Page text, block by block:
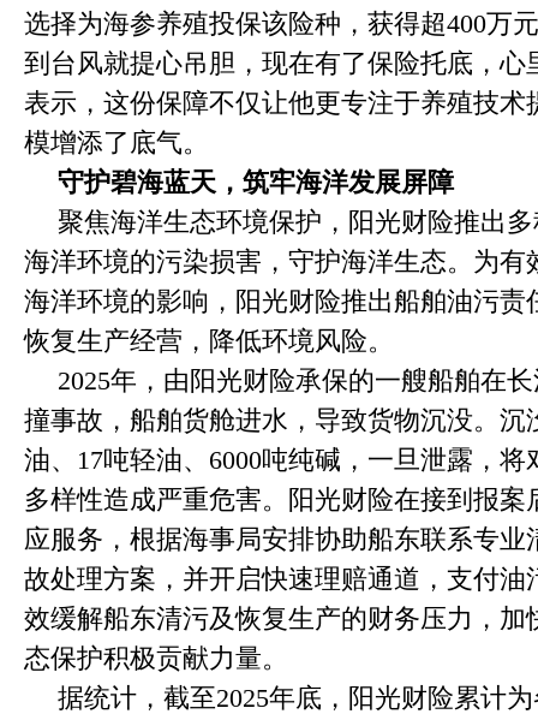
选择为海参养殖投保该险种，获得超400万
到台风就提心吊胆，现在有了保险托底，心
表示，这份保障不仅让他更专注于养殖技术
模增添了底气。
守护碧海蓝天，筑牢海洋发展屏障
聚焦海洋生态环境保护，阳光财险推出
海洋环境的污染损害，守护海洋生态。为有
海洋环境的影响，阳光财险推出船舶油污责
恢复生产经营，降低环境风险。
2025年，由阳光财险承保的一艘船舶在
撞事故，船舶货舱进水，导致货物沉没。沉
油、17吨轻油、6000吨纯碱，一旦泄露，
多样性造成严重危害。阳光财险在接到报案
应服务，根据海事局安排协助船东联系专业
故处理方案，并开启快速理赔通道，支付油
效缓解船东清污及恢复生产的财务压力，加
态保护积极贡献力量。
据统计，截至2025年底，阳光财险累计